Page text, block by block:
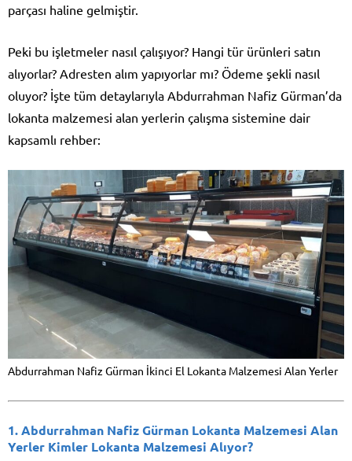
parçası haline gelmiştir.
Peki bu işletmeler nasıl çalışıyor? Hangi tür ürünleri satın
alıyorlar? Adresten alım yapıyorlar mı? Ödeme şekli nasıl
oluyor? İşte tüm detaylarıyla Abdurrahman Nafiz Gürman’da
lokanta malzemesi alan yerlerin çalışma sistemine dair
kapsamlı rehber:
Abdurrahman Nafiz Gürman İkinci El Lokanta Malzemesi Alan Yerler
1.Abdurrahman Nafiz Gürman Lokanta Malzemesi Alan
Yerler Kimler Lokanta Malzemesi Alıyor?